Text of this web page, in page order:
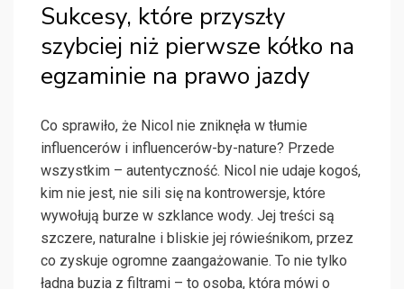
Sukcesy, które przyszły
szybciej niż pierwsze kółko na
egzaminie na prawo jazdy
Co sprawiło, że Nicol nie zniknęła w tłumie
influencerów i influencerów-by-nature? Przede
wszystkim – autentyczność. Nicol nie udaje kogoś,
kim nie jest, nie sili się na kontrowersje, które
wywołują burze w szklance wody. Jej treści są
szczere, naturalne i bliskie jej rówieśnikom, przez
co zyskuje ogromne zaangażowanie. To nie tylko
ładna buzia z filtrami – to osoba, która mówi o